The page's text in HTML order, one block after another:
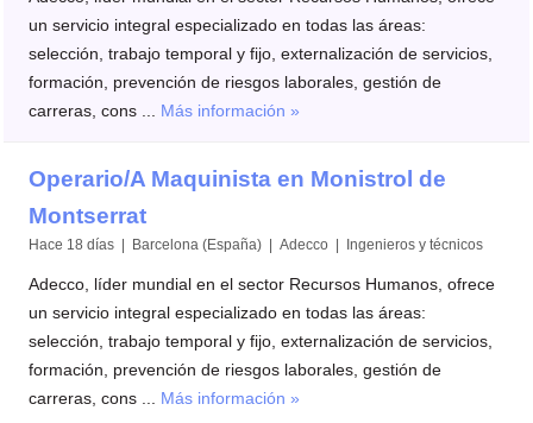
un servicio integral especializado en todas las áreas:
selección, trabajo temporal y fijo, externalización de servicios,
formación, prevención de riesgos laborales, gestión de
carreras, cons ... Más información »
Operario/A Maquinista en Monistrol de
Montserrat
Hace 18 días | Barcelona (España) | Adecco | Ingenieros y técnicos
Adecco, líder mundial en el sector Recursos Humanos, ofrece
un servicio integral especializado en todas las áreas:
selección, trabajo temporal y fijo, externalización de servicios,
formación, prevención de riesgos laborales, gestión de
carreras, cons ... Más información »